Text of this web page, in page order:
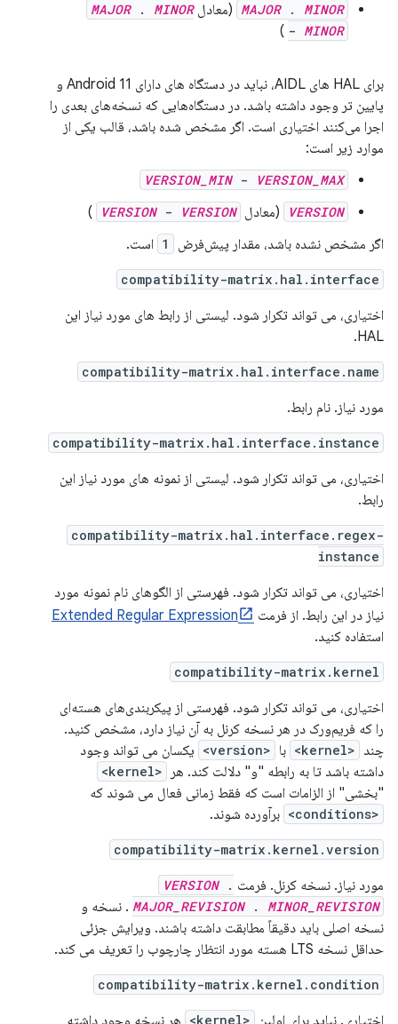
MAJOR. MINOR (معادل MAJOR. MINOR
- MINOR
)
برای HAL های AIDL، نباید در دستگاه های دارای Android 11 و
پایین تر وجود داشته باشد. در دستگاه‌هایی که نسخه‌های بعدی را
اجرا می‌کنند اختیاری است. اگر مشخص شده باشد، قالب یکی از
موارد زیر است:
VERSION_MIN-
VERSION_MAX
VERSION
(معادل VERSION- VERSION
)
اگر مشخص نشده باشد، مقدار پیش‌فرض
1 است.
compatibility-matrix.hal.interface
اختیاری، می تواند تکرار شود. لیستی از رابط های مورد نیاز این
HAL.
compatibility-matrix.hal.interface.name
مورد نیاز. نام رابط.
compatibility-matrix.hal.interface.instance
اختیاری، می تواند تکرار شود. لیستی از نمونه های مورد نیاز این
رابط.
compatibility-matrix.hal.interface.regex-
instance
اختیاری، می تواند تکرار شود. فهرستی از الگوهای نام نمونه مورد
نیاز در این رابط. از فرمت
Extended Regular Expression
استفاده کنید.
compatibility-matrix.kernel
اختیاری، می تواند تکرار شود. فهرستی از پیکربندی‌های هسته‌ای
را که فریم‌ورک در هر نسخه کرنل به آن نیاز دارد، مشخص کنید.
چند <kernel> با <version>
یکسان می تواند وجود
داشته باشد تا به رابطه "و" دلالت کند. هر
<kernel>
"بخشی" از الزامات است که فقط زمانی فعال می شوند که
<conditions> برآورده شوند.
compatibility-matrix.kernel.version
مورد نیاز. نسخه کرنل. فرمت VERSION.
MAJOR_REVISION. MINOR_REVISION
. نسخه و
نسخه اصلی باید دقیقاً مطابقت داشته باشند. ویرایش جزئی
حداقل نسخه LTS هسته مورد انتظار چارچوب را تعریف می کند.
compatibility-matrix.kernel.condition
اختیاری. نباید برای اولین <kernel> هر نسخه وجود داشته